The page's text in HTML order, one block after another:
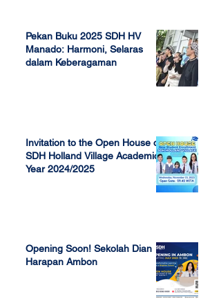
Pekan Buku 2025 SDH HV
Manado: Harmoni, Selaras
dalam Keberagaman
Invitation to the Open House of
SDH Holland Village Academic
Year 2024/2025
Opening Soon! Sekolah Dian
Harapan Ambon